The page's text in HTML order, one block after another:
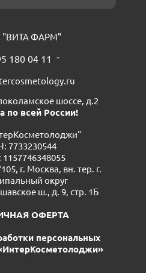
ФАРМ"
180 04 11
шоссе, д.2
по всей России!
7733230544
г. Москва, вн. тер. г.
округ
ш., д. 9, стр. 1Б
ОФЕРТА
персональных